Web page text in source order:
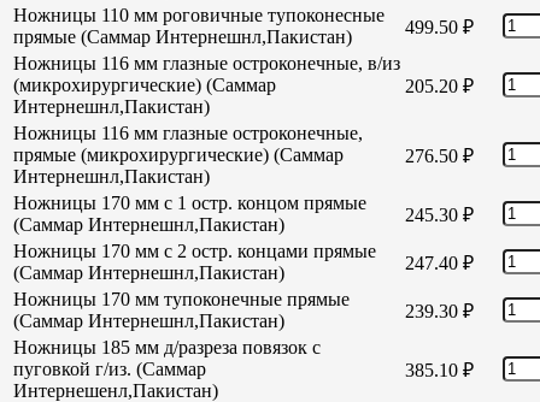
Ножницы 110 мм роговичные тупоконесные
прямые (Саммар Интернешнл,Пакистан)
499.50 ₽
Ножницы 116 мм глазные остроконечные, в/из
(микрохирургические) (Саммар
Интернешнл,Пакистан)
205.20 ₽
Ножницы 116 мм глазные остроконечные,
прямые (микрохирургические) (Саммар
Интернешнл,Пакистан)
276.50 ₽
Ножницы 170 мм с 1 остр. концом прямые
(Саммар Интернешнл,Пакистан)
245.30 ₽
Ножницы 170 мм с 2 остр. концами прямые
(Саммар Интернешнл,Пакистан)
247.40 ₽
Ножницы 170 мм тупоконечные прямые
(Саммар Интернешнл,Пакистан)
239.30 ₽
Ножницы 185 мм д/разреза повязок с
пуговкой г/из. (Саммар
Интернешенл,Пакистан)
385.10 ₽